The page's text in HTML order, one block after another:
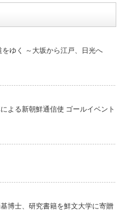
をゆく ～大坂から江戸、日光へ
よる新朝鮮通信使 ゴールイベント
博士、研究書籍を鮮文大学に寄贈